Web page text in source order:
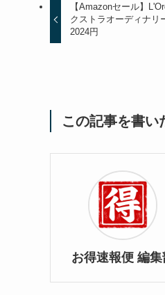
【Amazonセール】
クストラオーディナリ
2024円
この記事を書い
お得速報便 編集